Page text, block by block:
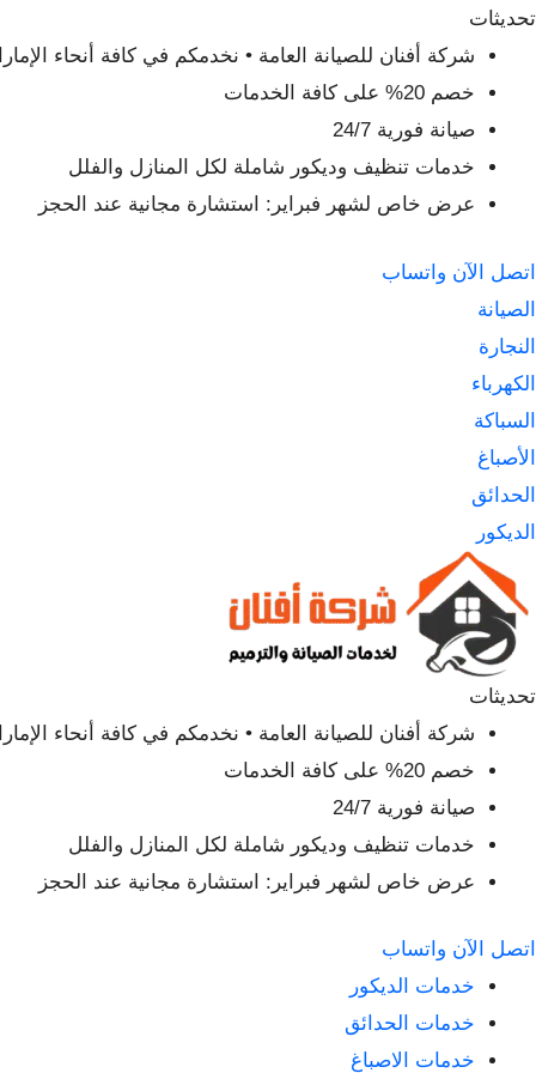
التجاوز
المحتوى
تحديثات
شركة أفنان للصيانة العامة • نخدمكم في كافة أنحاء
خصم 20% على كافة الخدمات
صيانة فورية 24/7
خدمات تنظيف وديكور شاملة لكل المنازل والفلل
عرض خاص لشهر فبراير: استشارة مجانية عند الحجز
اتصل الآن واتساب
الصيانة
النجارة
الكهرباء
السباكة
الأصباغ
الحدائق
الديكور
تحديثات
شركة أفنان للصيانة العامة • نخدمكم في كافة أنحاء
خصم 20% على كافة الخدمات
صيانة فورية 24/7
خدمات تنظيف وديكور شاملة لكل المنازل والفلل
عرض خاص لشهر فبراير: استشارة مجانية عند الحجز
اتصل الآن واتساب
خدمات الديكور
خدمات الحدائق
خدمات الاصباغ